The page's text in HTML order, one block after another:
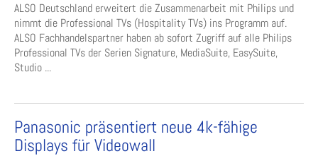
ALSO Deutschland erweitert die Zusammenarbeit mit Philips und
nimmt die Professional TVs (Hospitality TVs) ins Programm auf.
ALSO Fachhandelspartner haben ab sofort Zugriff auf alle Philips
Professional TVs der Serien Signature, MediaSuite, EasySuite,
Studio ...
Panasonic präsentiert neue 4k-fähige
Displays für Videowall